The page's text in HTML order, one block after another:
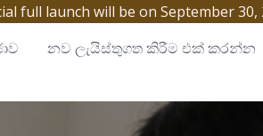
full launch will be on September 30,
නව ලැයිස්තුගත කිරීම එක් කරන්න